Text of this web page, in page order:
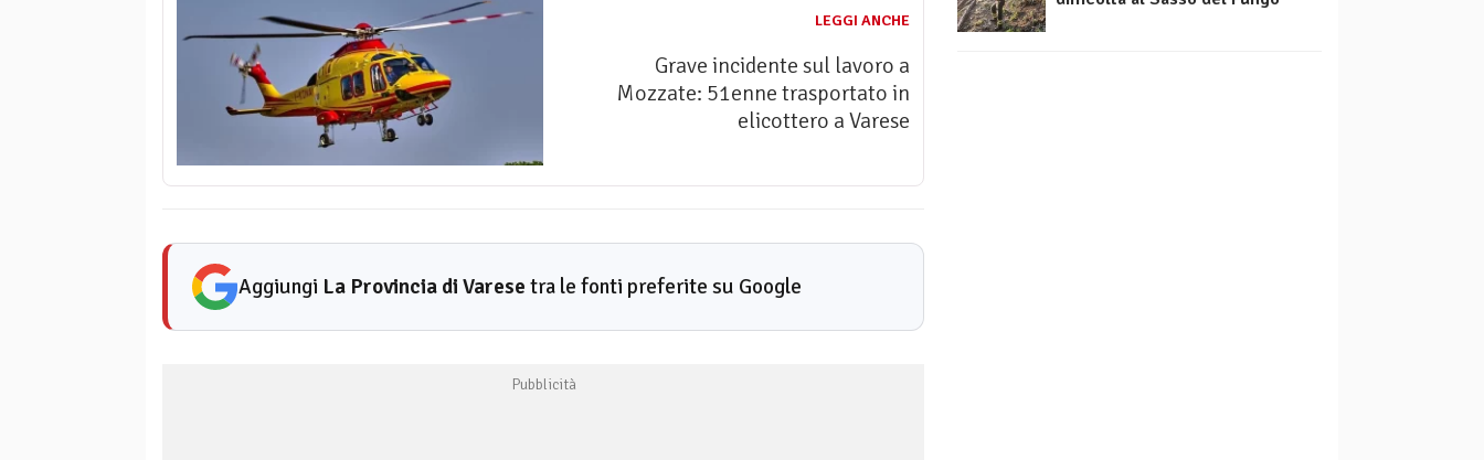
LEGGI ANCHE
Grave incidente sul lavoro a
Mozzate: 51enne trasportato in
elicottero a Varese
Aggiungi La Provincia di Varese tra le fonti preferite su Google